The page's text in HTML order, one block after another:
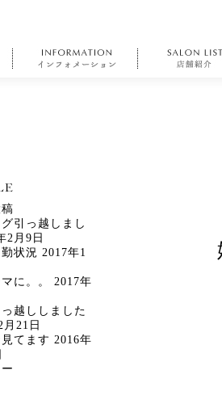
引っ越しまし
2月9日
状況 2017年1
に。。
2017年
越ししました
月21日
てます 2016年